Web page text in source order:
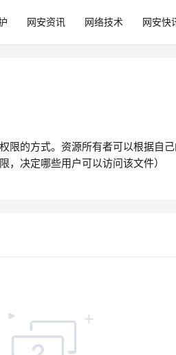
网安资讯 网络技术 网安快
的方式。资源所有者可以根据自己
决定哪些用户可以访问该文件）